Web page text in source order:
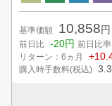
基準価額 10,858 円
前日比 -20円 前日比率
リターン：6ヵ月
購入時手数料(税込)